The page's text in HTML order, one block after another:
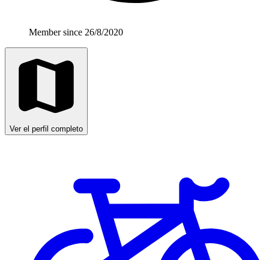
Member since 26/8/2020
Ver el perfil completo